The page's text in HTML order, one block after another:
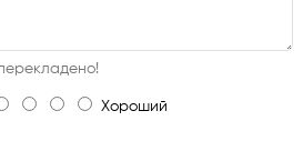
Хороший